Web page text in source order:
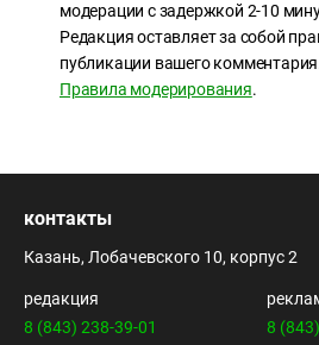
модерации с задержкой 2-10
Редакция оставляет за собой
публикации вашего
Правила модерирования.
контакты
Казань, Лобачевского 10, корпус 2
редакция
8 (843) 238-39-01
8